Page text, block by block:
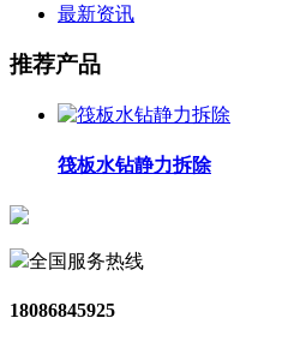
最新资讯
推荐产品
筏板水钻静力拆除
全国服务热线
18086845925